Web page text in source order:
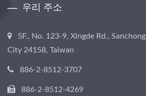
우리 주소
5F., No. 123-9, Xingde Rd.,
City 24158, Taiwan
886-2-8512-3707
886-2-8512-4269